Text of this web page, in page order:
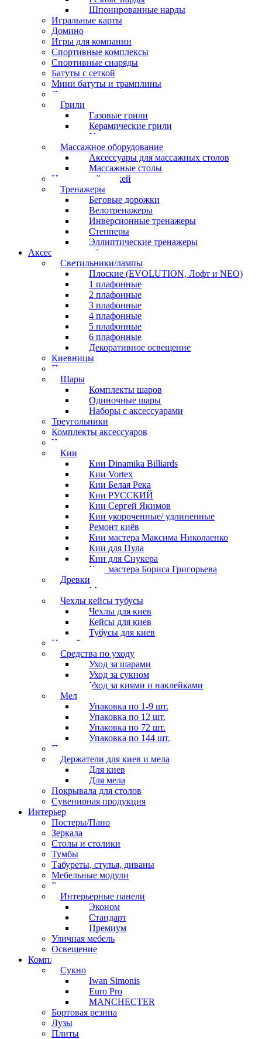
Шпонированные нарды
Игральные карты
Домино
Игры для компании
Спортивные комплексы
Спортивные снаряды
Батуты с сеткой
Мини батуты и трамплины
Дартс
Грили
Газовые грили
Керамические грили
Угольные грили
Массажное оборудование
Аксессуары для массажных столов
Массажные столы
Настольный хоккей
Тренажеры
Беговые дорожки
Велотренажеры
Инверсионные тренажеры
Степперы
Эллиптические тренажеры
Аксессуары для бильярда
Светильники/лампы
Плоские (EVOLUTION, Лофт и NEO)
1 плафонные
2 плафонные
3 плафонные
4 плафонные
5 плафонные
6 плафонные
Декоративное освещение
Киевницы
Полочки
Шары
Комплекты шаров
Одиночные шары
Наборы с аксессуарами
Треугольники
Комплекты аксессуаров
Часы
Кии
Кии Dinamika Billiards
Кии Vortex
Кии Белая Река
Кии РУССКИЙ
Кии Сергей Якимов
Кии укороченные/ удлиненные
Ремонт киёв
Кии мастера Максима Николаенко
Кии для Пула
Кии для Снукера
Кии мастера Бориса Григорьева
Древки
Мосты для киев
Чехлы кейсы тубусы
Чехлы для киев
Кейсы для киев
Тубусы для киев
Наклейки
Средства по уходу
Уход за шарами
Уход за сукном
Уход за киями и наклейками
Мел
Упаковка по 1-9 шт.
Упаковка по 12 шт.
Упаковка по 72 шт.
Упаковка по 144 шт.
Перчатки
Держатели для киев и мела
Для киев
Для мела
Покрывала для столов
Сувенирная продукция
Интерьер
Постеры/Пано
Зеркала
Столы и столики
Тумбы
Табуреты, стулья, диваны
Мебельные модули
Рамы под картины
Интерьерные панели
Эконом
Стандарт
Премиум
Уличная мебель
Освещение
Комплектующие
Сукно
Iwan Simonis
Euro Pro
MANCHECTER
Бортовая резина
Лузы
Плиты